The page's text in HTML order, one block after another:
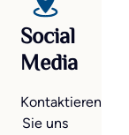
Social
Media
Kontaktieren
Sie uns